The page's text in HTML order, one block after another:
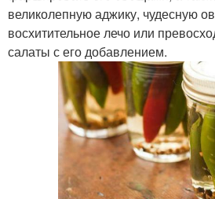
великолепную аджику, чудесную
восхитительное лечо или
салаты с его добавлением.